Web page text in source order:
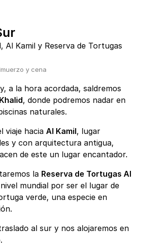
Al Kamil y Reserva de Tortugas
y cena
a la hora acordada, saldremos
, donde podremos nadar en
naturales.
viaje hacia Al Kamil, lugar
y con arquitectura antigua,
de este un lugar encantador.
la Reserva de Tortugas Al
mundial por ser el lugar de
verde, una especie en
al sur y nos alojaremos en